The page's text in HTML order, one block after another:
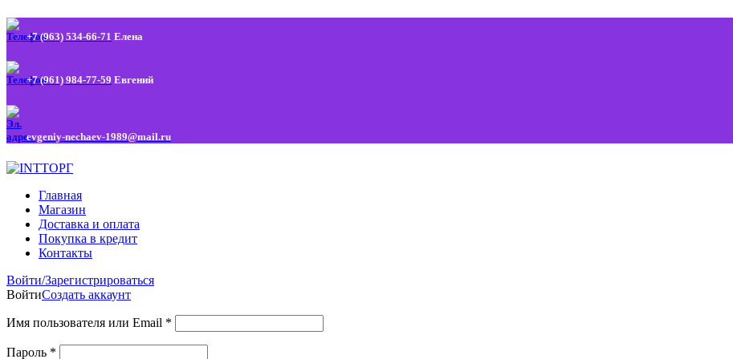
+7 (963) 534-66-71 Елена
+7 (961) 984-77-59 Евгений
evgeniy-nechaev-1989@mail.ru
Главная
Магазин
Доставка и оплата
Покупка в кредит
Контакты
Войти/Зарегистрироваться
ВойтиСоздать аккаунт
Имя пользователя или Email *
Пароль *